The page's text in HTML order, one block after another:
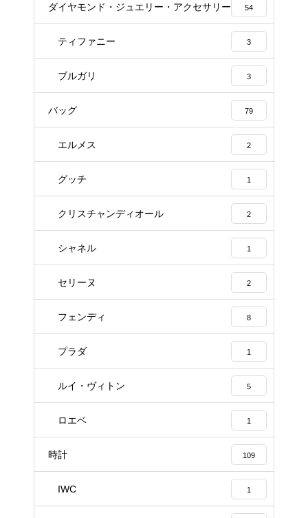
ダイヤモンド・ジュエリー・アクセサリー 54
ティファニー 3
ブルガリ 3
バッグ 79
エルメス 2
グッチ 1
クリスチャンディオール 2
シャネル 1
セリーヌ 2
フェンディ 8
プラダ 1
ルイ・ヴィトン 5
ロエベ 1
時計 109
IWC 1